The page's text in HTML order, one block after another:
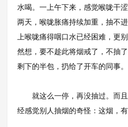
水喝。一上午下来，感觉喉咙干
两天，喉咙胀痛持续加重，抽不
上喉咙痛得咽口水已经困难，更
然想，要不趁此将烟戒了，不抽
剩下的半包，扔给了开车的同事。
就这么一停，再没抽过。而且
经感觉别人抽烟的奇怪：这烟，